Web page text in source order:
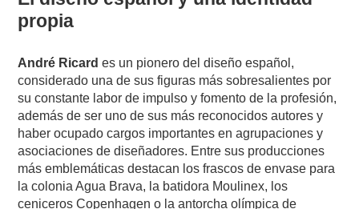
propia
André Ricard es un pionero del diseño español,
considerado una de sus figuras más sobresalientes por
su constante labor de impulso y fomento de la profesión,
además de ser uno de sus más reconocidos autores y
haber ocupado cargos importantes en agrupaciones y
asociaciones de diseñadores. Entre sus producciones
más emblemáticas destacan los frascos de envase para
la colonia Agua Brava, la batidora Moulinex, los
ceniceros Copenhagen o la antorcha olímpica de